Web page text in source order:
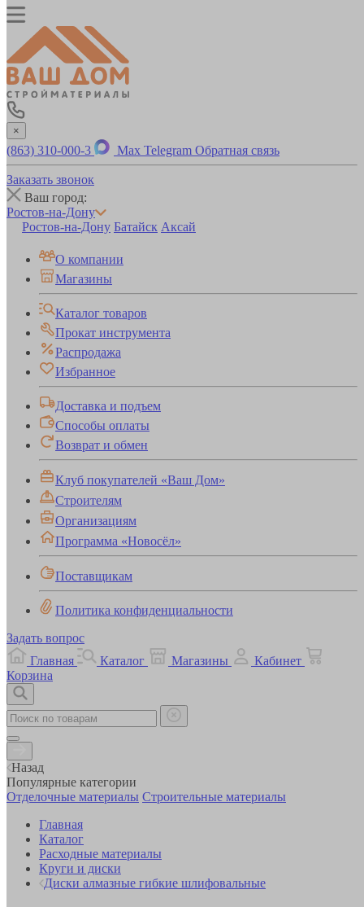
×
(863) 310-000-3 Max Telegram Обратная связь
Заказать звонок
Ваш город:
Ростов-на-Дону
Ростов-на-Дону Батайск Аксай
О компании
Магазины
Каталог товаров
Прокат инструмента
Распродажа
Избранное
Доставка и подъем
Способы оплаты
Возврат и обмен
Клуб покупателей «Ваш Дом»
Строителям
Организациям
Программа «Новосёл»
Поставщикам
Политика конфиденциальности
Задать вопрос
Главная
Каталог Магазины
Кабинет
Корзина
Назад
Популярные категории
Отделочные материалы Строительные материалы
Главная
Каталог
Расходные материалы
Круги и диски
Диски алмазные гибкие шлифовальные